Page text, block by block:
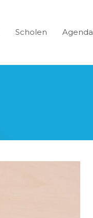
Scholen Agenda